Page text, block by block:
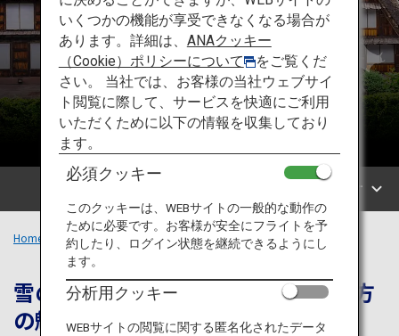
旅のアイデア
行き先
旅のお役立ち情報
ANA サービス
中部
エリアで探す
Home 中部エリア
雪の多いエリアと温暖なエリア、両方
の魅力が満載
いくつかの機能が享受できなくなる場合が
あります。詳細は、 ANAクッキー
（Cookie）ポリシーについて
をご覧くだ
さい。 当社では、お客様の当社ウェブサイ
ト閲覧に際して、サービスを快適にご利用
いただくために以下の情報を収集しており
ます。
必須クッキー
このクッキーは、WEBサイトの一般的な動作の
ために必要です。お客様が安全にフライトを予
約したり、ログイン状態を継続できるようにし
ます。
分析用クッキー
WEBサイトの閲覧に関する匿名化されたデータ